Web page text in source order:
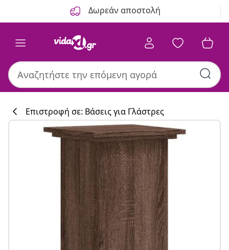
Δωρεάν αποστολή
#sharemevidaxl
Συλλογή
Επιστροφή σε: Βάσεις για Γλάστρες